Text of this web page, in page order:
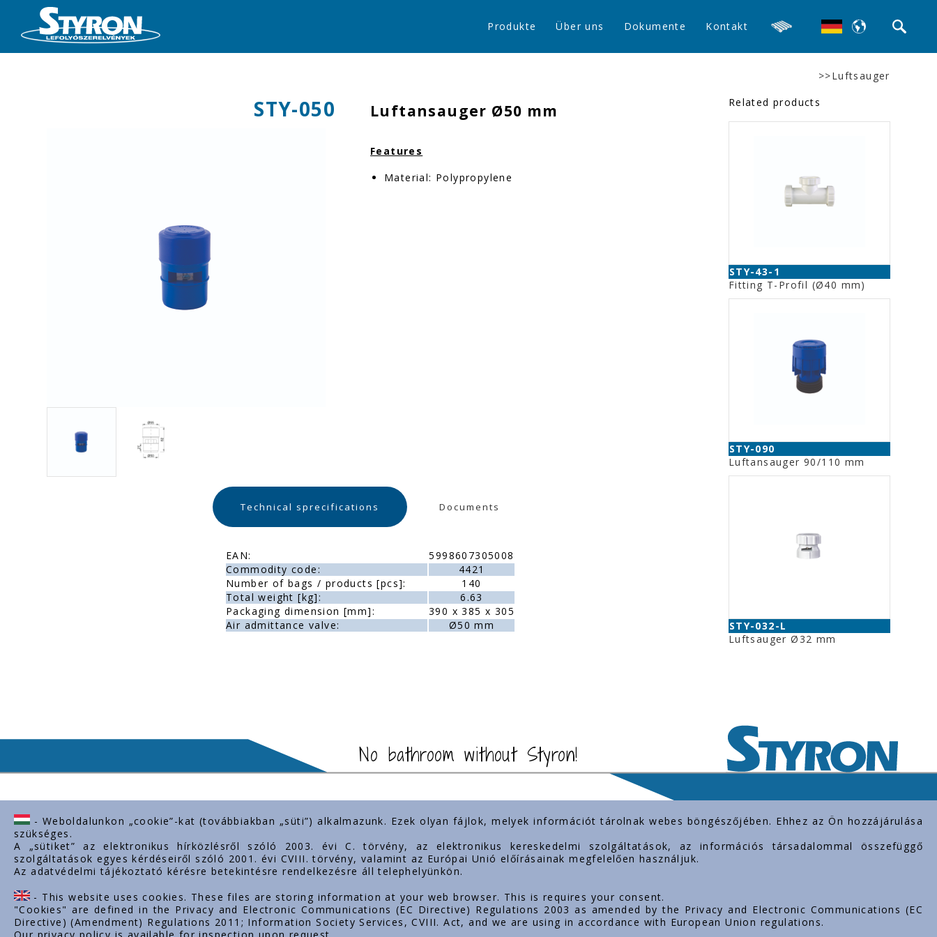
Produkte Über uns Dokumente Kontakt
>>Luftsauger
STY-050 Luftansauger Ø50 mm
Features
Material: Polypropylene
Technical sprecifications Documents
EAN:
5998607305008
Commodity code:
4421
Number of bags / products [pcs]:
140
Total weight [kg]:
6.63
Packaging dimension [mm]:
390 x 385 x 305
Air admittance valve:
Ø50 mm
Related products
STY-43-1
Fitting T-Profil (Ø40 mm)
STY-090
Luftansauger 90/110 mm
STY-032-L
Luftsauger Ø32 mm
No bathroom without Styron!
Kontaktiere uns
H-2243 Kóka, Zsámboki út Ipartelep
hrsz. 0139/12.
ertekesites@styron.hu
export@styron.hu
Important links
Über uns
Dokumente
Karriere
Our presence
- Weboldalunkon „cookie”-kat (továbbiakban „süti”) alkalmazunk. Ezek olyan fájlok, melyek információt tárolnak webes böngészőjében. Ehhez az Ön hozzájárulása
szükséges.
A „sütiket” az elektronikus hírközlésről szóló 2003. évi C. törvény, az elektronikus kereskedelmi szolgáltatások, az információs társadalommal összefüggő
szolgáltatások egyes kérdéseiről szóló 2001. évi CVIII. törvény, valamint az Európai Unió előírásainak megfelelően használjuk.
Az adatvédelmi tájékoztató kérésre betekintésre rendelkezésre áll telephelyünkön.
- This website uses cookies. These files are storing information at your web browser. This is requires your consent.
"Cookies" are defined in the Privacy and Electronic Communications (EC Directive) Regulations 2003 as amended by the Privacy and Electronic Communications (EC
Directive) (Amendment) Regulations 2011; Information Society Services, CVIII. Act, and we are using in accordance with European Union regulations.